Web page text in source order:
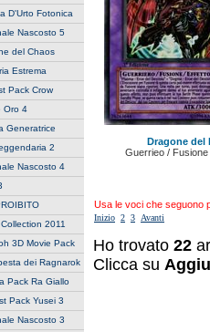
D'Urto Fotonica
Nascosto 5
del Chaos
Estrema
Pack Crow
Oro 4
Generatrice
2
Nascosto 4
2011
3D Movie Pack
dei Ragnarok
Pack Ra Giallo
Pack Yusei 3
Nascosto 3
Dragone del
Guerrieo /
Usa le voci che seguono
Inizio 2 3 Avanti
Ho trovato 22
Clicca su